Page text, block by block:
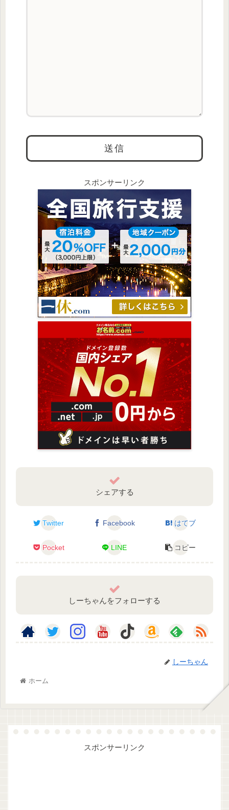
スポンサーリンク
シェアする
Twitter Facebook はてブ
Pocket LINE コピー
しーちゃんをフォローする
しーちゃん
ホーム
スポンサーリンク